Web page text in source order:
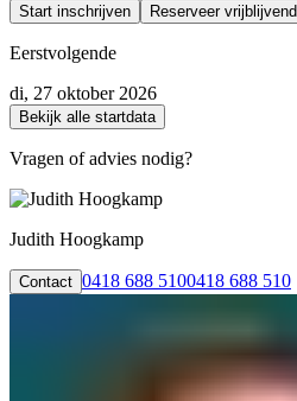
Start inschrijven Reserveer vrijblijvend
Eerstvolgende
di, 27 oktober 2026
Bekijk alle startdata
Vragen of advies nodig?
Judith Hoogkamp
Contact 0418 688 5100418 688 510